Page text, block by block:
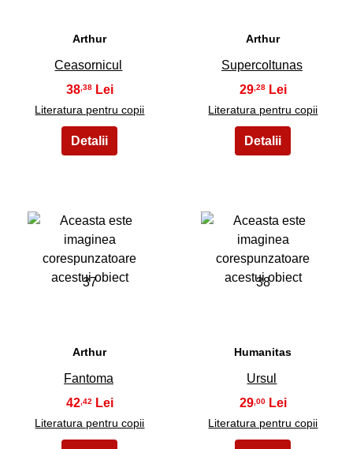
Arthur
Ceasornicul
38,38
Literatura pentru copii
Arthur
Supercoltunas
29,28
Literatura pentru copii
37
Arthur
Fantoma
42 ,42
Literatura pentru copii
38
Humanitas
Ursul
29,00
Literatura pentru copii